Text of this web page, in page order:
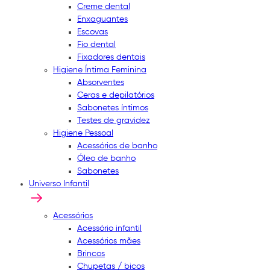
Creme dental
Enxaguantes
Escovas
Fio dental
Fixadores dentais
Higiene Íntima Feminina
Absorventes
Ceras e depilatórios
Sabonetes íntimos
Testes de gravidez
Higiene Pessoal
Acessórios de banho
Óleo de banho
Sabonetes
Universo Infantil
Acessórios
Acessório infantil
Acessórios mães
Brincos
Chupetas / bicos